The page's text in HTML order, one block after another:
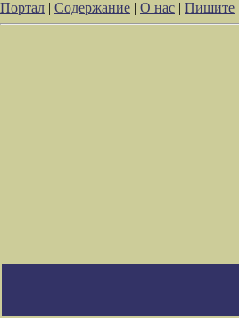
Портал | Содержание | О нас | Пишите